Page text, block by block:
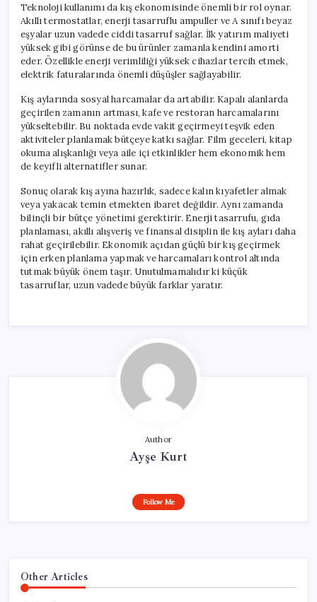
Teknoloji kullanımı da kış ekonomisinde önemli bir rol oynar.
Akıllı termostatlar, enerji tasarruflu ampuller ve A sınıfı beyaz
eşyalar uzun vadede ciddi tasarruf sağlar. İlk yatırım maliyeti
yüksek gibi görünse de bu ürünler zamanla kendini amorti
eder. Özellikle enerji verimliliği yüksek cihazlar tercih etmek,
elektrik faturalarında önemli düşüşler sağlayabilir.
Kış aylarında sosyal harcamalar da artabilir. Kapalı alanlarda
geçirilen zamanın artması, kafe ve restoran harcamalarını
yükseltebilir. Bu noktada evde vakit geçirmeyi teşvik eden
aktiviteler planlamak bütçeye katkı sağlar. Film geceleri, kitap
okuma alışkanlığı veya aile içi etkinlikler hem ekonomik hem
de keyifli alternatifler sunar.
Sonuç olarak kış ayına hazırlık, sadece kalın kıyafetler almak
veya yakacak temin etmekten ibaret değildir. Aynı zamanda
bilinçli bir bütçe yönetimi gerektirir. Enerji tasarrufu, gıda
planlaması, akıllı alışveriş ve finansal disiplin ile kış ayları daha
rahat geçirilebilir. Ekonomik açıdan güçlü bir kış geçirmek
için erken planlama yapmak ve harcamaları kontrol altında
tutmak büyük önem taşır. Unutulmamalıdır ki küçük
tasarruflar, uzun vadede büyük farklar yaratır.
Author
Ayşe Kurt
Follow Me
Other Articles